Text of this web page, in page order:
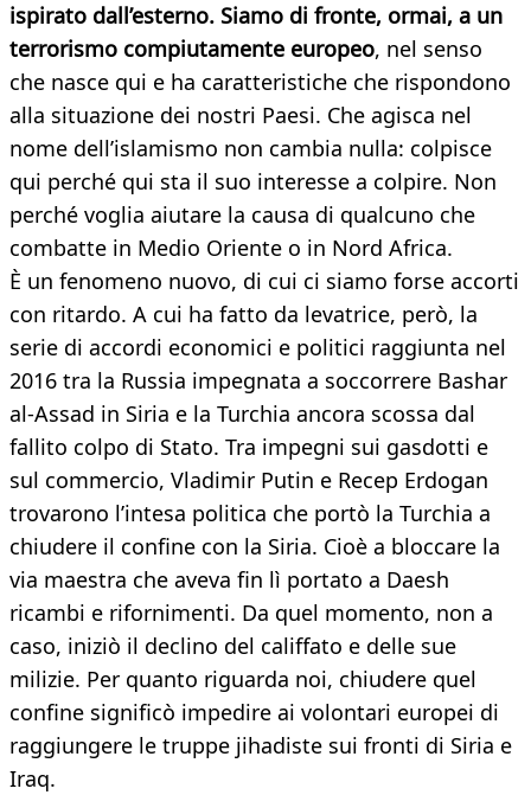
ispirato dall’esterno. Siamo di fronte, ormai, a un
terrorismo compiutamente europeo, nel senso
che nasce qui e ha caratteristiche che rispondono
alla situazione dei nostri Paesi. Che agisca nel
nome dell’islamismo non cambia nulla: colpisce
qui perché qui sta il suo interesse a colpire. Non
perché voglia aiutare la causa di qualcuno che
combatte in Medio Oriente o in Nord Africa.
È un fenomeno nuovo, di cui ci siamo forse accorti
con ritardo. A cui ha fatto da levatrice, però, la
serie di accordi economici e politici raggiunta nel
2016 tra la Russia impegnata a soccorrere Bashar
al-Assad in Siria e la Turchia ancora scossa dal
fallito colpo di Stato. Tra impegni sui gasdotti e
sul commercio, Vladimir Putin e Recep Erdogan
trovarono l’intesa politica che portò la Turchia a
chiudere il confine con la Siria. Cioè a bloccare la
via maestra che aveva fin lì portato a Daesh
ricambi e rifornimenti. Da quel momento, non a
caso, iniziò il declino del califfato e delle sue
milizie. Per quanto riguarda noi, chiudere quel
confine significò impedire ai volontari europei di
raggiungere le truppe jihadiste sui fronti di Siria e
Iraq.